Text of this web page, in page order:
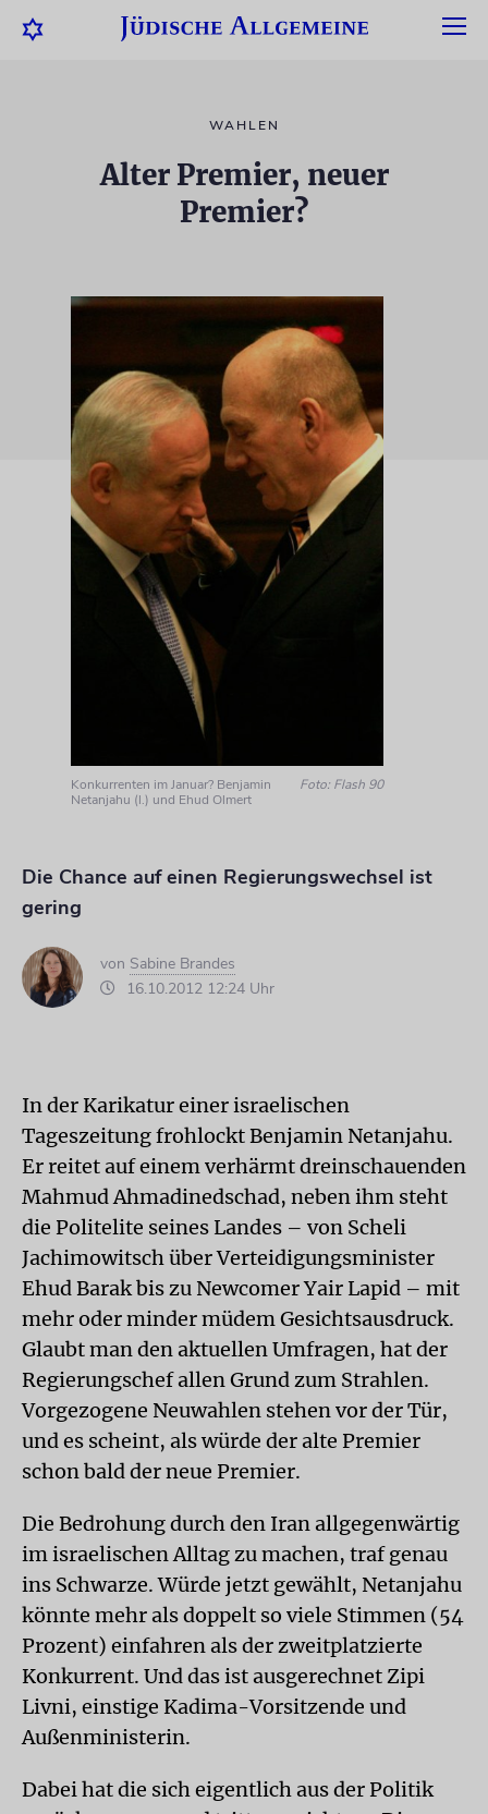
WAHLEN
Alter Premier, neuer
Premier?
Konkurrenten im Januar? Benjamin
Netanjahu (l.) und Ehud Olmert
Foto: Flash 90
Die Chance auf einen Regierungswechsel ist
gering
von Sabine Brandes
16.10.2012 12:24 Uhr
In der Karikatur einer israelischen
Tageszeitung frohlockt Benjamin Netanjahu.
Er reitet auf einem verhärmt dreinschauenden
Mahmud Ahmadinedschad, neben ihm steht
die Politelite seines Landes – von Scheli
Jachimowitsch über Verteidigungsminister
Ehud Barak bis zu Newcomer Yair Lapid – mit
mehr oder minder müdem Gesichtsausdruck.
Glaubt man den aktuellen Umfragen, hat der
Regierungschef allen Grund zum Strahlen.
Vorgezogene Neuwahlen stehen vor der Tür,
und es scheint, als würde der alte Premier
schon bald der neue Premier.
Die Bedrohung durch den Iran allgegenwärtig
im israelischen Alltag zu machen, traf genau
ins Schwarze. Würde jetzt gewählt, Netanjahu
könnte mehr als doppelt so viele Stimmen (54
Prozent) einfahren als der zweitplatzierte
Konkurrent. Und das ist ausgerechnet Zipi
Livni, einstige Kadima-Vorsitzende und
Außenministerin.
Dabei hat die sich eigentlich aus der Politik